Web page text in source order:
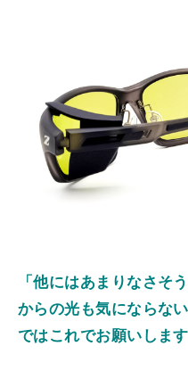
「他にはあまりなさそ
からの光も気にならな
ではこれでお願いします